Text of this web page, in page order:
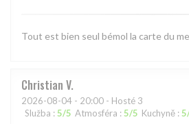
Tout est bien seul bémol la carte du
Christian V
2026-08-04 - 20:00 - Hosté 3
Služba : 5/5 Atmosféra : 5/5 Kuchyně : 5